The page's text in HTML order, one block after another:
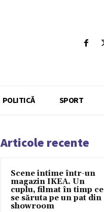
POLITICĂ SPORT
Articole recente
Scene intime într-un
magazin IKEA. Un
cuplu, filmat în timp ce
se săruta pe un pat din
showroom